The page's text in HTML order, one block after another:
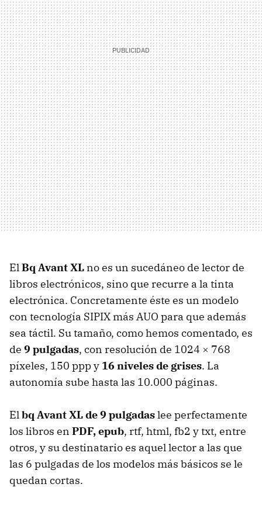
ElBq Avant XL no es un sucedáneo de lector de
libros electrónicos, sino que recurre a la tinta
electrónica. Concretamente éste es un modelo
con tecnología SIPIX más AUO para que además
sea táctil. Su tamaño, como hemos comentado, es
de 9 pulgadas, con resolución de 1024 × 768
píxeles, 150 ppp y 16 niveles de grises. La
autonomía sube hasta las 10.000 páginas.
Elbq Avant XL de 9 pulgadaslee perfectamente
los libros en PDF, epub, rtf, html, fb2 y txt, entre
otros, y su destinatario es aquel lector a las que
las 6 pulgadas de los modelos más básicos se le
quedan cortas.